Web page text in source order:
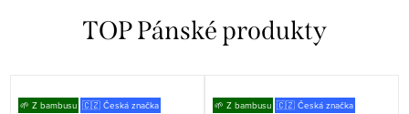
TOP Pánské produkty
🌱 Z bambusu 🇨🇿 Česká značka
🌱 Z bambusu 🇨🇿 Česká značka